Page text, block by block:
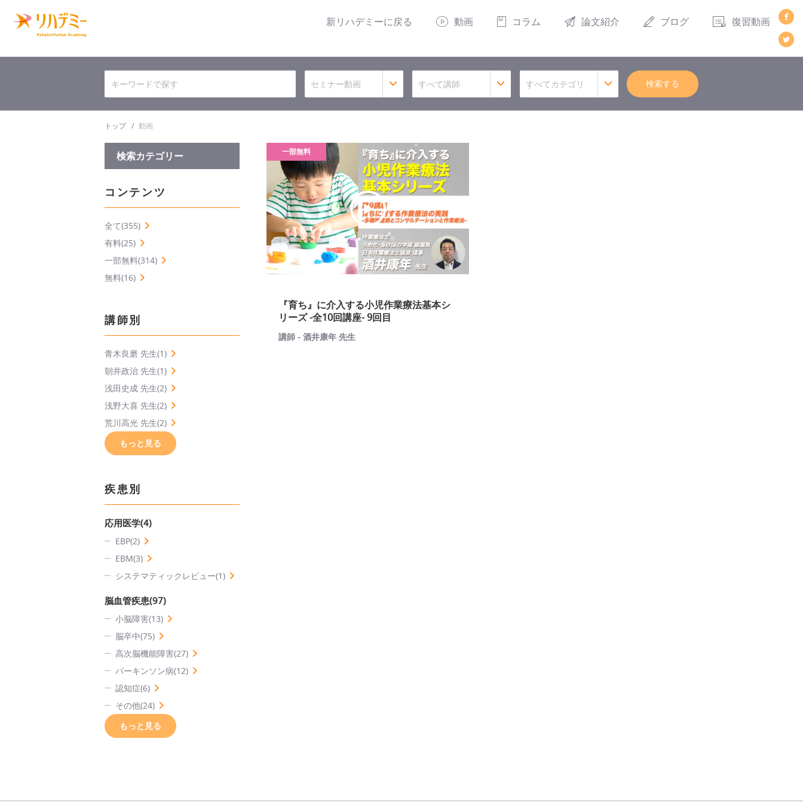
新リハデミーに戻る 動画 コラム 論文紹介 ブログ 復習動画
セミナー動画 すべて講師 すべてカテゴリ 検索する
トップ 動画
検索カテゴリー
コンテンツ
全て(355)
有料(25)
一部無料(314)
無料(16)
講師別
青木良磨 先生(1)
朝井政治 先生(1)
浅田史成 先生(2)
浅野大喜 先生(2)
荒川高光 先生(2)
もっと見る
疾患別
応用医学(4)
EBP(2)
EBM(3)
システマティックレビュー(1)
脳血管疾患(97)
小脳障害(13)
脳卒中(75)
高次脳機能障害(27)
パーキンソン病(12)
認知症(6)
その他(24)
もっと見る
一部無料
『育ち』に介入する小児作業療法基本シ
リーズ -全10回講座- 9回目
講師 - 酒井康年 先生